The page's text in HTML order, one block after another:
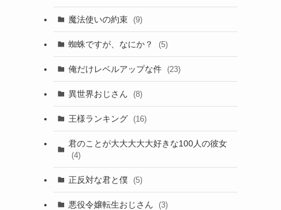
魔法使いの約束 (9)
蜘蛛ですが、なにか？ (5)
俺だけレベルアップな件 (23)
異世界おじさん (8)
王様ランキング (16)
君のことが大大大大大好きな100人の彼女
(4)
正反対な君と僕 (5)
悪役令嬢転生おじさん (3)